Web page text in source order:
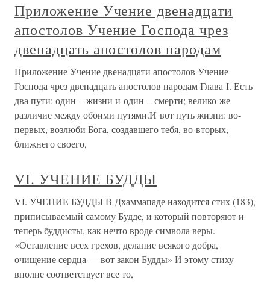
Приложение Учение двенадцати
апостолов Учение Господа чрез
двенадцать апостолов народам
Приложение Учение двенадцати апостолов Учение
Господа чрез двенадцать апостолов народам Глава I. Есть
два пути: один – жизни и один – смерти; велико же
различие между обоими путями.И вот путь жизни: во-
первых, возлюби Бога, создавшего тебя, во-вторых,
ближнего своего,
VI. УЧЕНИЕ БУДДЫ
VI. УЧЕНИЕ БУДДЫ В Дхаммападе находится стих (183),
приписываемый самому Будде, и который повторяют и
теперь буддисты, как нечто вроде символа веры.
«Оставление всех грехов, делание всякого добра,
очищение сердца — вот закон Будды» И этому стиху
вполне соответствует все то,